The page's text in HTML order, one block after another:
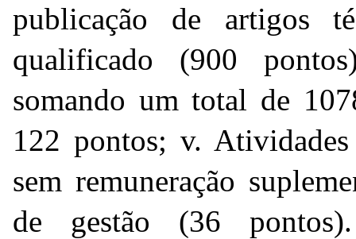
publicação de artigos
qualificado (900
somando um total de
122 pontos; v.
sem remuneração
de gestão (36